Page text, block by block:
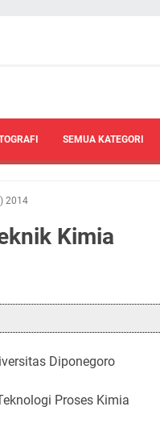
SEMUA KATEGORI
2014
Kimia
Diponegoro
Proses Kimia